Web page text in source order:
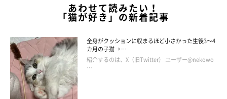
あわせて読みたい！
「猫が好き」の新着記事
全身がクッションに収まるほど小さかった生後3～4
カ月の子猫→ …
紹介するのは、X（旧Twitter） ユーザー@nekowo
…